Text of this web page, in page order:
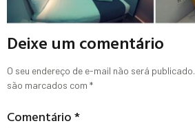
Deixe um comentário
O seu endereço de e-mail não será publicado.
são marcados com *
Comentário*